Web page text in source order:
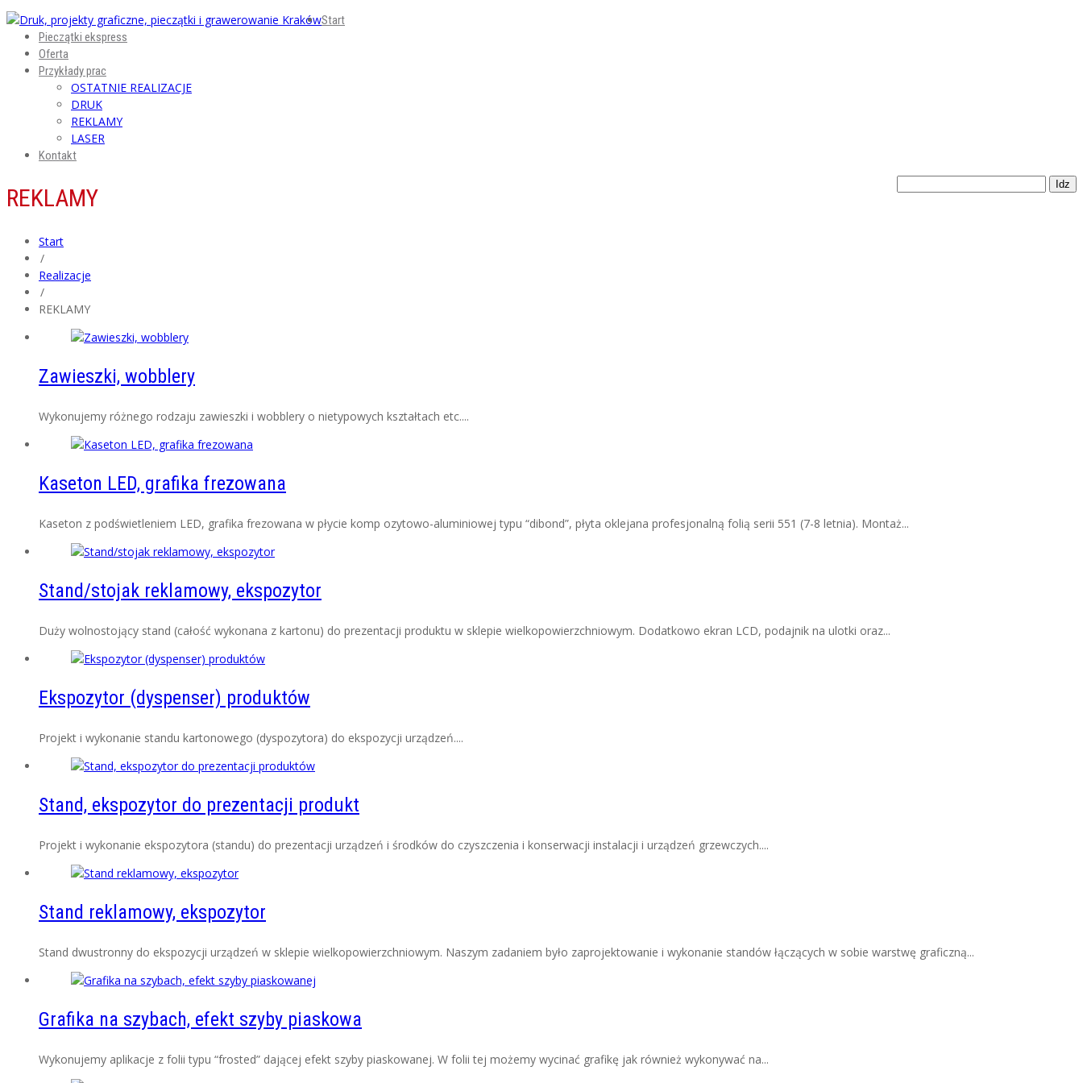
Start
Pieczątki ekspress
Oferta
Przykłady prac
OSTATNIE REALIZACJE
DRUK
REKLAMY
LASER
Kontakt
REKLAMY
Start
/
Realizacje
/
REKLAMY
Zawieszki, wobblery
Wykonujemy różnego rodzaju zawieszki i wobblery o nietypowych kształtach etc....
Kaseton LED, grafika frezowana
Kaseton z podświetleniem LED, grafika frezowana w płycie komp ozytowo-aluminiowej typu “dibond”, płyta oklejana profesjonalną folią serii 551 (7-8 letnia). Montaż...
Stand/stojak reklamowy, ekspozytor
Duży wolnostojący stand (całość wykonana z kartonu) do prezentacji produktu w sklepie wielkopowierzchniowym. Dodatkowo ekran LCD, podajnik na ulotki oraz...
Ekspozytor (dyspenser) produktów
Projekt i wykonanie standu kartonowego (dyspozytora) do ekspozycji urządzeń....
Stand, ekspozytor do prezentacji produkt
Projekt i wykonanie ekspozytora (standu) do prezentacji urządzeń i środków do czyszczenia i konserwacji instalacji i urządzeń grzewczych....
Stand reklamowy, ekspozytor
Stand dwustronny do ekspozycji urządzeń w sklepie wielkopowierzchniowym. Naszym zadaniem było zaprojektowanie i wykonanie standów łączących w sobie warstwę graficzną...
Grafika na szybach, efekt szyby piaskowa
Wykonujemy aplikacje z folii typu “frosted” dającej efekt szyby piaskowanej. W folii tej możemy wycinać grafikę jak również wykonywać na...